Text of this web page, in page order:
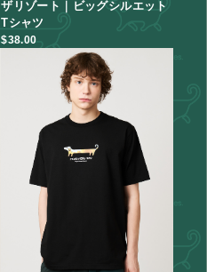
ザリゾート｜ビッグシルエット
Tシャツ
$‌38.00